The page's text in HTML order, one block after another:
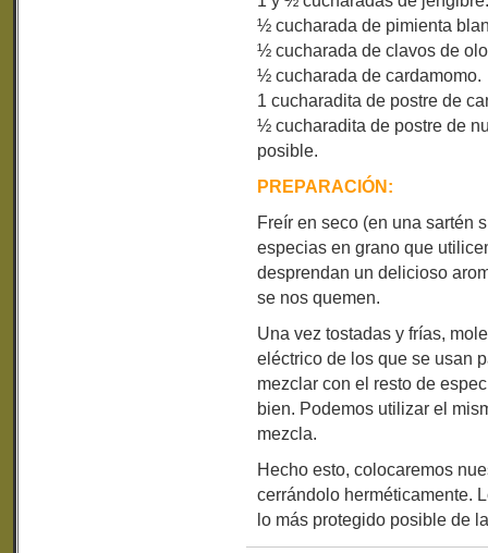
½ cucharada de pimienta
½ cucharada de clavos de
½ cucharada de cardamomo.
1 cucharadita de postre de
½ cucharadita de postre de
posible.
PREPARACIÓN:
Freír en seco (en una sartén
especias en grano que
desprendan un delicioso
se nos quemen.
Una vez tostadas y frías,
eléctrico de los que se usan
mezclar con el resto de
bien. Podemos utilizar el
mezcla.
Hecho esto, colocaremos
cerrándolo herméticamente.
lo más protegido posible de